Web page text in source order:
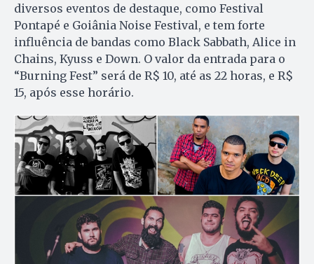
diversos eventos de destaque, como Festival
Pontapé e Goiânia Noise Festival, e tem forte
influência de bandas como Black Sabbath, Alice in
Chains, Kyuss e Down. O valor da entrada para o
“Burning Fest” será de R$ 10, até as 22 horas, e R$
15, após esse horário.